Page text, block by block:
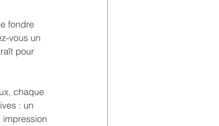
fondre
vous un
pour
chaque
: un